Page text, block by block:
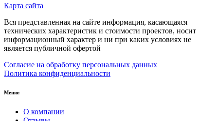
Карта сайта
Вся представленная на сайте информация, касающаяся
технических характеристик и стоимости проектов, носит
информационный характер и ни при каких условиях не
является публичной офертой
Согласие на обработку персональных данных
Политика конфиденциальности
Меню:
О компании